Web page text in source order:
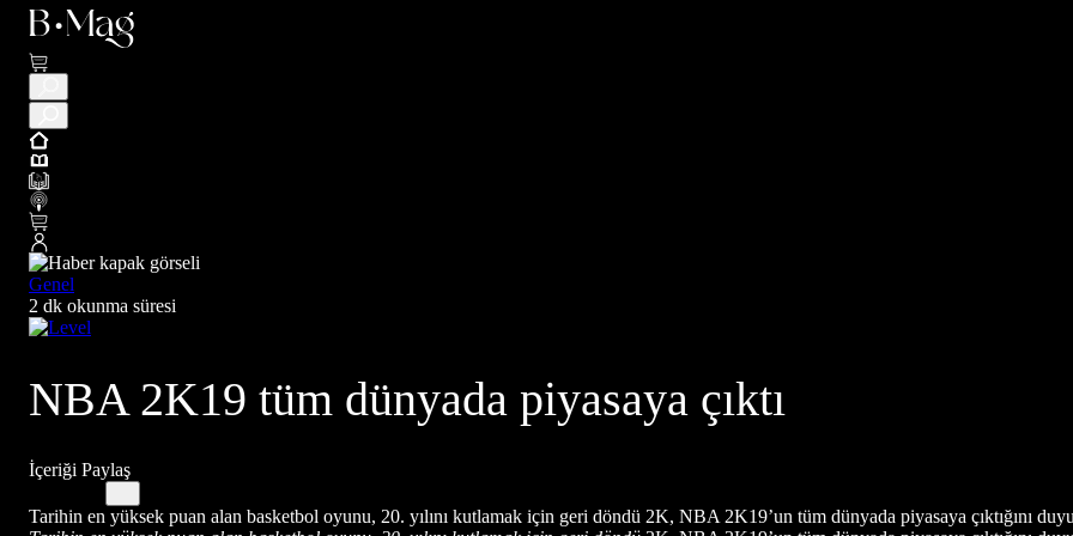
Genel
2 dk okunma süresi
NBA 2K19 tüm dünyada piyasaya çıktı
İçeriği Paylaş
Tarihin en yüksek puan alan basketbol oyunu, 20. yılını kutlamak için geri döndü 2K, NBA 2K19’un tüm dünyada piyasaya çıktığını